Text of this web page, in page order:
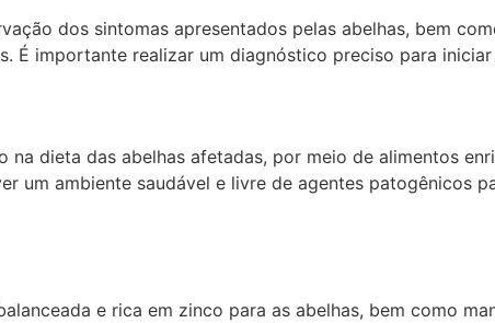
dos sintomas apresentados pelas abelhas, bem
É importante realizar um diagnóstico preciso para
dieta das abelhas afetadas, por meio de alimentos
um ambiente saudável e livre de agentes patogênicos
e rica em zinco para as abelhas, bem como